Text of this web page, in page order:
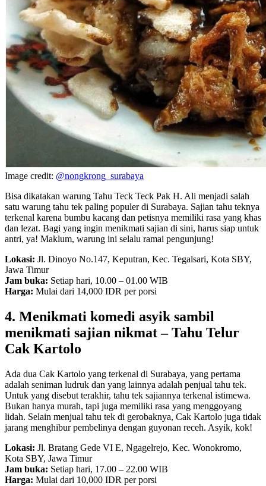
Image credit: @nongkrong_surabaya
Bisa dikatakan warung Tahu Teck Teck Pak H. Ali menjadi salah
satu warung tahu tek paling populer di Surabaya. Sajian tahu teknya
terkenal karena bumbu kacang dan petisnya memiliki rasa yang khas
dan lezat. Bagi yang ingin menikmati sajian di sini, harus siap untuk
antri, ya! Maklum, warung ini selalu ramai pengunjung!
Lokasi: Jl. Dinoyo No.147, Keputran, Kec. Tegalsari, Kota SBY,
Jawa Timur
Jam buka: Setiap hari, 10.00 – 01.00 WIB
Harga: Mulai dari 14,000 IDR per porsi
4. Menikmati komedi asyik sambil
menikmati sajian nikmat – Tahu Telur
Cak Kartolo
Ada dua Cak Kartolo yang terkenal di Surabaya, yang pertama
adalah seniman ludruk dan yang lainnya adalah penjual tahu tek.
Untuk yang disebut terakhir, tahu tek sajiannya terkenal istimewa.
Bukan hanya murah, tapi juga memiliki rasa yang menggoyang
lidah. Selain menjual tahu tek di gerobaknya, Cak Kartolo juga tidak
jarang menghibur pembelinya dengan guyonan receh. Asyik, kok!
Lokasi: Jl. Bratang Gede VI E, Ngagelrejo, Kec. Wonokromo,
Kota SBY, Jawa Timur
Jam buka: Setiap hari, 17.00 – 22.00 WIB
Harga: Mulai dari 10,000 IDR per porsi